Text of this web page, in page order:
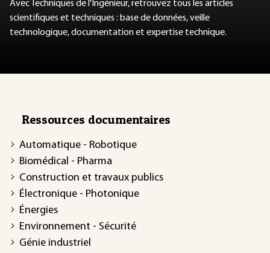
Avec Techniques de l'Ingénieur, retrouvez tous les articles
scientifiques et techniques : base de données, veille
technologique, documentation et expertise technique.
Ressources documentaires
Automatique - Robotique
Biomédical - Pharma
Construction et travaux publics
Électronique - Photonique
Énergies
Environnement - Sécurité
Génie industriel